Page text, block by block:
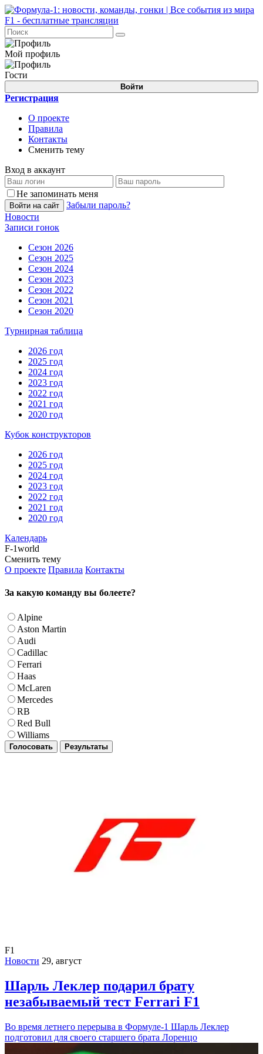
Мой профиль
Гости
Войти
Регистрация
О проекте
Правила
Контакты
Сменить тему
Вход в аккаунт
Не запоминать меня
Войти на сайт
Забыли пароль?
Новости
Записи гонок
Сезон 2026
Сезон 2025
Сезон 2024
Сезон 2023
Сезон 2022
Сезон 2021
Сезон 2020
Турнирная таблица
2026 год
2025 год
2024 год
2023 год
2022 год
2021 год
2020 год
Кубок конструкторов
2026 год
2025 год
2024 год
2023 год
2022 год
2021 год
2020 год
Календарь
F-1world
Сменить тему
О проекте Правила Контакты
За какую команду вы болеете?
Alpine
Aston Martin
Audi
Cadillac
Ferrari
Haas
McLaren
Mercedes
RB
Red Bull
Williams
Голосовать Результаты
F1
Новости 29, август
Шарль Леклер подарил брату
незабываемый тест Ferrari F1
Во время летнего перерыва в Формуле-1 Шарль Леклер
подготовил для своего старшего брата Лоренцо